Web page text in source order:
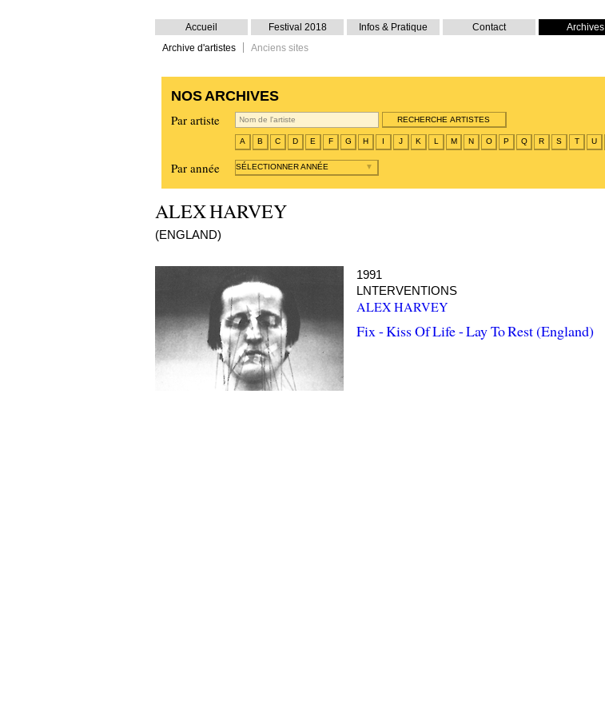
NOS ARCHIVES
Par artiste
A B C D E F G H I J K L M N O P Q R S T U
Par année SÉLECTIONNER ANNÉE
ALEX HARVEY
(ENGLAND)
1991
LNTERVENTIONS
ALEX HARVEY
Fix - Kiss Of Life - Lay To Rest (England)
Accueil Festival 2018 Infos & Pratique Contact
Archives
Archive d'artistes
Anciens sites